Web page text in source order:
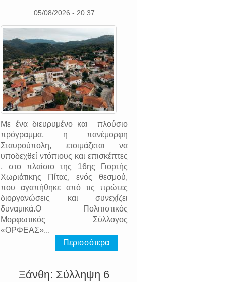
05/08/2026 - 20:37
Με ένα διευρυμένο και πλούσιο
πρόγραμμα, η πανέμορφη
Σταυρούπολη, ετοιμάζεται να
υποδεχθεί ντόπιους και επισκέπτες
, στο πλαίσιο της 16ης Γιορτής
Χωριάτικης Πίτας, ενός θεσμού,
που αγαπήθηκε από τις πρώτες
διοργανώσεις και συνεχίζει
δυναμικά.Ο Πολιτιστικός
Μορφωτικός Σύλλογος
«ΟΡΦΕΑΣ»...
Περισσότερα
Ξάνθη: Σύλληψη 6